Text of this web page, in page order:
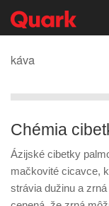
káva
Chémia
Ázijské cibetky
mačkovité cicavce,
strávia dužinu a